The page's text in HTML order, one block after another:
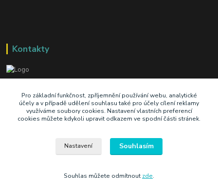
Kontakty
+420 603 345 409
prodej@ik-oil.cz
Pro základní funkčnost, zpříjemnění používání webu, analytické
účely a v případě udělení souhlasu také pro účely cílení reklamy
využíváme soubory cookies. Nastavení vlastních preferencí
cookies můžete kdykoli upravit odkazem ve spodní části stránek.
Nastavení Souhlasím
Souhlas můžete odmítnout zde.